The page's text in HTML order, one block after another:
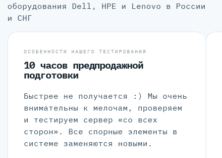
оборудования Dell, HPE и Lenovo в России
и СНГ
ОСОБЕННОСТИ НАШЕГО ТЕСТИРОВАНИЯ
10 часов предпродажной
подготовки
Быстрее не получается :) Мы очень
внимательны к мелочам, проверяем
и тестируем сервер «со всех
сторон». Все спорные элементы в
системе заменяются новыми.